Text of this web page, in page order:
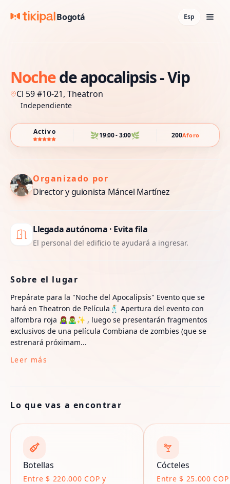
Bogotá Esp
Nochedeapocalipsis-Vip
Cl 59 #10-21, Theatron
Independiente
Activo 🌿19:00 - 3:00🌿 200Aforo
Organizado por
Director y guionista Máncel Martínez
Llegada autónoma · Evita fila
El personal del edificio te ayudará a ingresar.
Sobre el lugar
Prepárate para la "Noche del Apocalipsis" Evento que se
hará en Theatron de Película🕺🏼 Apertura del evento con
alfombra roja 🧟‍♀️🧟‍♂️✨ , luego se presentarán fragmentos
exclusivos de una película Combiana de zombies (que se
estrenará próximam...
Leer más
Lo que vas a encontrar
Botellas
Entre $ 220.000 COP y
Cócteles
Entre $ 25.000